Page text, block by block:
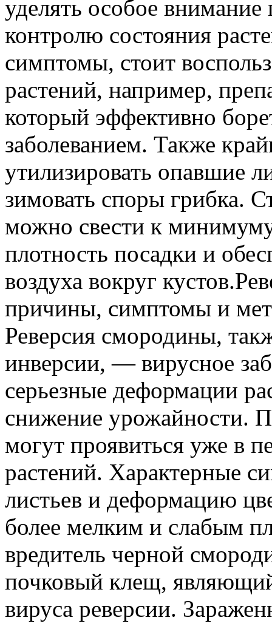
уделять особое
контролю состояния
симптомы, стоит
растений, например,
который эффективно
заболеванием. Также
утилизировать опавшие
зимовать споры грибка.
можно свести к
плотность посадки и
воздуха вокруг
причины, симптомы и
Реверсия смородины,
инверсии, — вирусное
серьезные деформации
снижение урожайности.
могут проявиться уже в
растений. Характерные
листьев и деформацию
более мелким и слабым
вредитель черной
почковый клещ,
вируса реверсии.